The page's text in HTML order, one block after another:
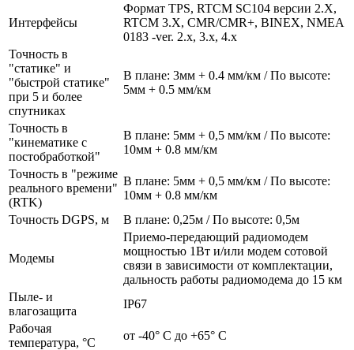
Интерфейсы
Формат TPS, RTCM SC104 версии 2.X,
RTCM 3.X, CMR/CMR+, BINEX, NMEA
0183 -ver. 2.х, 3.х, 4.х
Точность в
"статике" и
"быстрой статике"
при 5 и более
спутниках
В плане: 3мм + 0.4 мм/км / По высоте:
5мм + 0.5 мм/км
Точность в
"кинематике с
постобработкой"
В плане: 5мм + 0,5 мм/км / По высоте:
10мм + 0.8 мм/км
Точность в "режиме
реального времени"
(RTK)
В плане: 5мм + 0,5 мм/км / По высоте:
10мм + 0.8 мм/км
Точность DGPS, м
В плане: 0,25м / По высоте: 0,5м
Модемы
Приемо-передающий радиомодем
мощностью 1Вт и/или модем сотовой
связи в зависимости от комплектации,
дальность работы радиомодема до 15 км
Пыле- и
влагозащита
IP67
Рабочая
температура, °С
от -40° C до +65° C